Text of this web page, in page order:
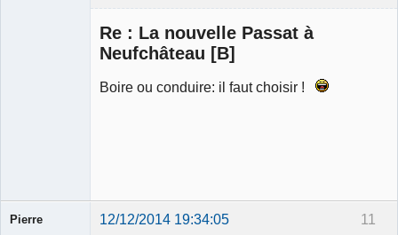
Re : La nouvelle Passat à
Neufchâteau [B]
Boire ou conduire: il faut choisir !
11
Pierre 12/12/2014 19:34:05